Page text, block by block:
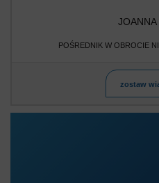
JOANNA
POŚREDNIK W OBROCIE
zostaw